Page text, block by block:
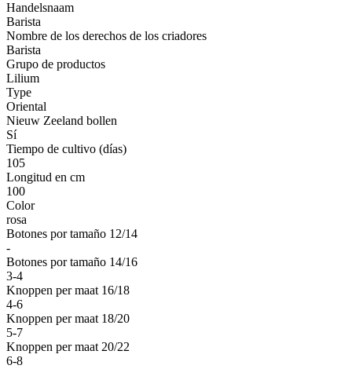
Handelsnaam
Barista
Nombre de los derechos de los criadores
Barista
Grupo de productos
Lilium
Type
Oriental
Nieuw Zeeland bollen
Sí
Tiempo de cultivo (días)
105
Longitud en cm
100
Color
rosa
Botones por tamaño 12/14
-
Botones por tamaño 14/16
3-4
Knoppen per maat 16/18
4-6
Knoppen per maat 18/20
5-7
Knoppen per maat 20/22
6-8